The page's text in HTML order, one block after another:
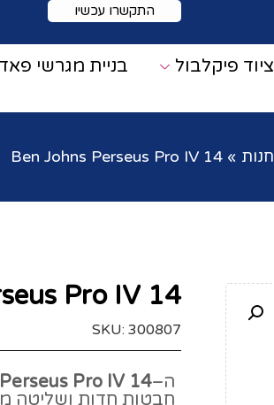
התקשרו עכשיו
ציוד פיקלבול בניית מגרשי
חנות »
Ben Johns Perseus Pro IV 14
Pro IV 14
SKU: 300807
ה–Pro IV 14